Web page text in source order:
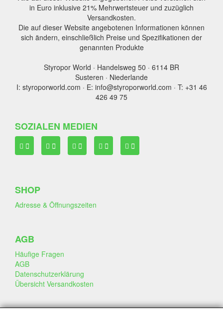
in Euro inklusive 21% Mehrwertsteuer und zuzüglich
Versandkosten.
Die auf dieser Website angebotenen Informationen können
sich ändern, einschließlich Preise und Spezifikationen der
genannten Produkte
Styropor World · Handelsweg 50 · 6114 BR
Susteren · Niederlande
I: styroporworld.com · E: info@styroporworld.com · T: +31 46
426 49 75
SOZIALEN MEDIEN
SHOP
Adresse & Öffnungszeiten
AGB
Häufige Fragen
AGB
Datenschutzerklärung
Übersicht Versandkosten